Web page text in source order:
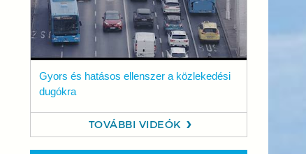
Gyors és hatásos ellenszer a közlekedési
dugókra
TOVÁBBI VIDEÓK